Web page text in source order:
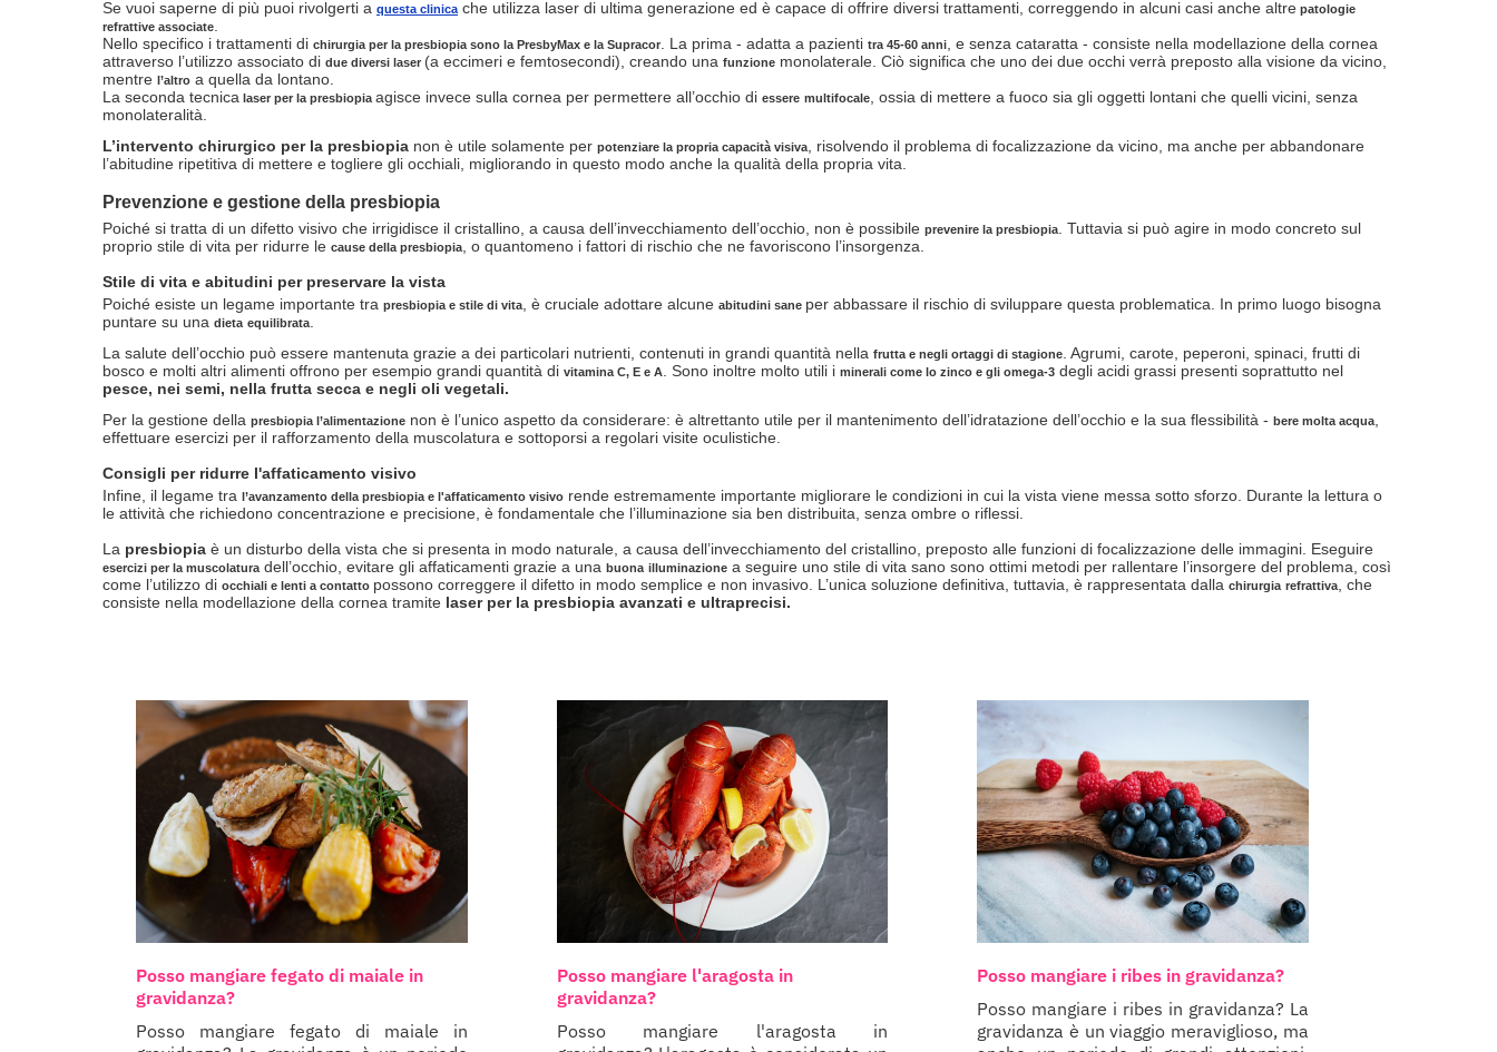
Se vuoi saperne di più puoi rivolgerti a questa clinica che utilizza laser di ultima generazione ed è capace di offrire diversi trattamenti, correggendo in alcuni casi anche altre patologie
refrattive associate
Nello specifico i trattamenti di chirurgia per la presbiopia sono la PresbyMax e la Supracor . La prima - adatta a pazienti tra 45-60 anni
, e senza cataratta - consiste nella modellazione della cornea
attraverso l’utilizzo associato di due diversi laser (a eccimeri e femtosecondi), creando una funzione monolaterale. Ciò significa che uno dei due occhi verrà preposto alla visione da vicino,
mentre l’altro a quella da lontano.
La seconda tecnica laser per la presbiopia agisce invece sulla cornea per permettere all’occhio di essere multifocale
, ossia di mettere a fuoco sia gli oggetti lontani che quelli vicini, senza
monolateralità.
L’intervento chirurgico per la presbiopia non è utile solamente per potenziare la propria capacità visiva
, risolvendo il problema di focalizzazione da vicino, ma anche per abbandonare
l’abitudine ripetitiva di mettere e togliere gli occhiali, migliorando in questo modo anche la qualità della propria vita.
Prevenzione e gestione della presbiopia
Poiché si tratta di un difetto visivo che irrigidisce il cristallino, a causa dell’invecchiamento dell’occhio, non è possibile prevenire la presbiopia
. Tuttavia si può agire in modo concreto sul
proprio stile di vita per ridurre le cause della presbiopia
, o quantomeno i fattori di rischio che ne favoriscono l’insorgenza.
Stile di vita e abitudini per preservare la vista
Poiché esiste un legame importante tra presbiopia e stile di vita , è cruciale adottare alcune abitudini sane per abbassare il rischio di sviluppare questa problematica. In primo luogo bisogna
puntare su una dieta equilibrata
La salute dell’occhio può essere mantenuta grazie a dei particolari nutrienti, contenuti in grandi quantità nella frutta e negli ortaggi di stagione . Agrumi, carote, peperoni, spinaci, frutti di
bosco e molti altri alimenti offrono per esempio grandi quantità di vitamina C, E e A . Sono inoltre molto utili i minerali come lo zinco e gli omega-3 degli acidi grassi presenti soprattutto nel
pesce, nei semi, nella frutta secca e negli oli vegetali.
Per la gestione della presbiopia l’alimentazione non è l’unico aspetto da considerare: è altrettanto utile per il mantenimento dell’idratazione dell’occhio e la sua flessibilità - bere molta acqua
effettuare esercizi per il rafforzamento della muscolatura e sottoporsi a regolari visite oculistiche.
Consigli per ridurre l'affaticamento visivo
Infine, il legame tra l’avanzamento della presbiopia e l'affaticamento visivo rende estremamente importante migliorare le condizioni in cui la vista viene messa sotto sforzo. Durante la lettura o
le attività che richiedono concentrazione e precisione, è fondamentale che l’illuminazione sia ben distribuita, senza ombre o riflessi.
La presbiopia è un disturbo della vista che si presenta in modo naturale, a causa dell’invecchiamento del cristallino, preposto alle funzioni di focalizzazione delle immagini. Eseguire
esercizi per la muscolatura dell’occhio, evitare gli affaticamenti grazie a una buona illuminazione a seguire uno stile di vita sano sono ottimi metodi per rallentare l’insorgere del problema, così
come l’utilizzo di occhiali e lenti a contatto possono correggere il difetto in modo semplice e non invasivo. L’unica soluzione definitiva, tuttavia, è rappresentata dalla chirurgia refrattiva
, che
consiste nella modellazione della cornea tramite laser per la presbiopia avanzati e ultraprecisi.
Posso mangiare fegato di maiale in
gravidanza?
Posso mangiare fegato di maiale in
Posso mangiare l'aragosta in
gravidanza?
Posso mangiare l'aragosta in
Posso mangiare i ribes in gravidanza?
Posso mangiare i ribes in gravidanza? La
gravidanza è un viaggio meraviglioso, ma